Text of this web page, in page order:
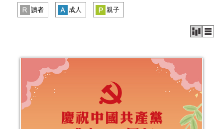
讀者 成人 親子